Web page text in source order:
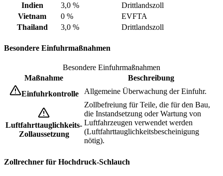
Indien
3,0 %
Drittlandszoll
Vietnam
0 %
EVFTA
Thailand
3,0 % Drittlandszoll
Besondere Einfuhrmaßnahmen
Besondere Einfuhrmaßnahmen
Maßnahme
Beschreibung
Einfuhrkontrolle
Allgemeine Überwachung der Einfuhr.
Luftfahrttauglichkeits-
Zollaussetzung
Zollbefreiung für Teile, die für den Bau,
die Instandsetzung oder Wartung von
Luftfahrzeugen verwendet werden
(Luftfahrttauglichkeitsbescheinigung
nötig).
Zollrechner für Hochdruck-Schlauch